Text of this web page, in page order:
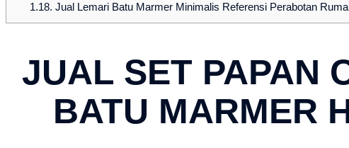
1.18. Jual Lemari Batu Marmer Minimalis Referensi Perabotan
JUAL SET PAPAN
BATU MARMER